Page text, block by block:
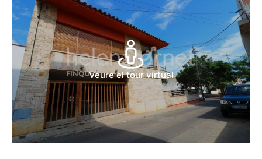
ENTORN
Sant Feliu de Guíxols és un municipi de la comarca del
Baix Empordà, a la província de Girona, on hi podem
trobar les platges més boniques de la Costa Brava.
Es troba a només 30 km de la ciutat de Girona i a 80 km
de la ciutat de Barcelona. ref 4347
Veure el tour virtual